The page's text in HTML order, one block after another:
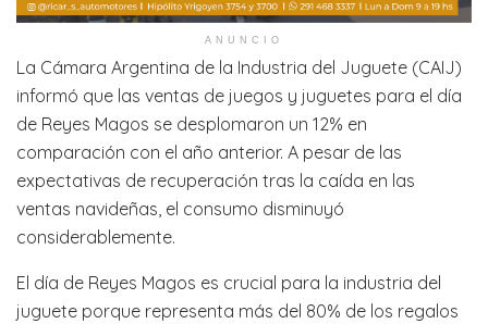
ANUNCIO
La Cámara Argentina de la Industria del Juguete (CAIJ)
informó que las ventas de juegos y juguetes para el día
de Reyes Magos se desplomaron un 12% en
comparación con el año anterior. A pesar de las
expectativas de recuperación tras la caída en las
ventas navideñas, el consumo disminuyó
considerablemente.
El día de Reyes Magos es crucial para la industria del
juguete porque representa más del 80% de los regalos